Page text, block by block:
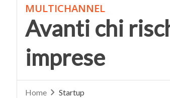
MULTICHANNEL
Avanti chi
imprese
Home Startup